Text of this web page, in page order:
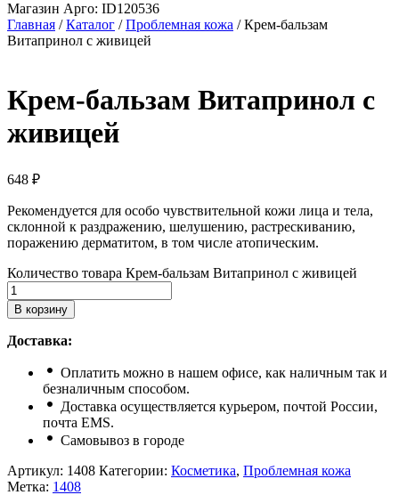
Магазин Арго: ID120536
Главная / Каталог / Проблемная кожа / Крем-бальзам
Витапринол с живицей
Крем-бальзам Витапринол с
живицей
648 ₽
Рекомендуется для особо чувствительной кожи лица и тела,
склонной к раздражению, шелушению, растрескиванию,
поражению дерматитом, в том числе атопическим.
Количество товара Крем-бальзам Витапринол с живицей
В корзину
Доставка:
Оплатить можно в нашем офисе, как наличным так и
безналичным способом.
Доставка осуществляется курьером, почтой России,
почта ЕМS.
Самовывоз в городе
Артикул: 1408 Категории: Косметика, Проблемная кожа
Метка: 1408